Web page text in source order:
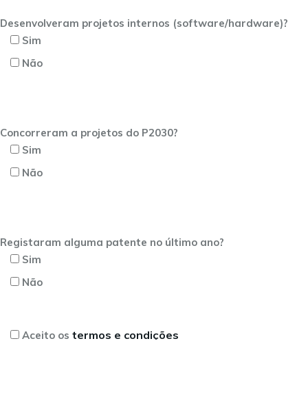
Desenvolveram projetos internos (software/hardware)?
Sim
Não
Concorreram a projetos do P2030?
Sim
Não
Registaram alguma patente no último ano?
Sim
Não
Aceito os termos e condições